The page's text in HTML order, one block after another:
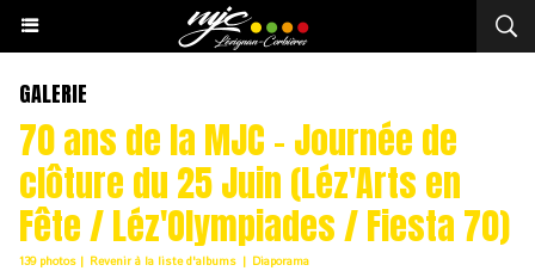
GALERIE
70 ans de la MJC - Journée de
clôture du 25 Juin (Léz'Arts en
Fête / Léz'Olympiades / Fiesta 70)
139 photos | Revenir à la liste d'albums | Diaporama